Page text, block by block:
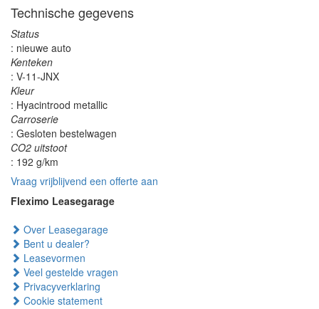
Technische gegevens
Status
: nieuwe auto
Kenteken
: V-11-JNX
Kleur
: Hyacintrood metallic
Carroserie
: Gesloten bestelwagen
CO2 uitstoot
: 192 g/km
Vraag vrijblijvend een offerte aan
Fleximo Leasegarage
Over Leasegarage
Bent u dealer?
Leasevormen
Veel gestelde vragen
Privacyverklaring
Cookie statement